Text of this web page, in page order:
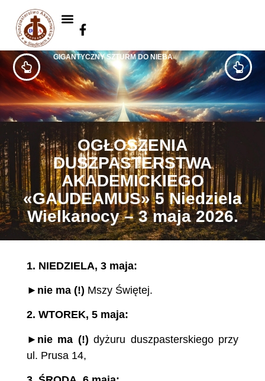
GIGANTYCZNY SZTURM DO NIEBA
OGŁOSZENIA
DUSZPASTERSTWA
AKADEMICKIEGO
«GAUDEAMUS» 5 Niedziela
Wielkanocy – 3 maja 2026.
1. NIEDZIELA, 3 maja:
► nie ma (!) Mszy Świętej.
2. WTOREK, 5 maja:
► nie ma (!) dyżuru duszpasterskiego przy
ul. Prusa 14,